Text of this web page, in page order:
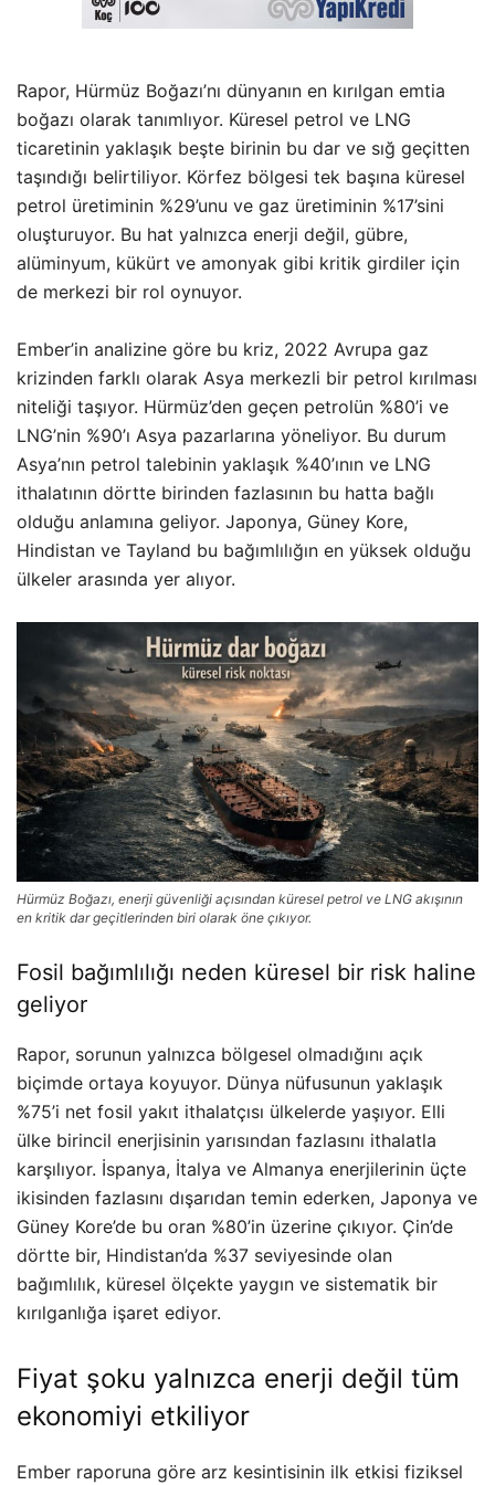
Rapor, Hürmüz Boğazı’nı dünyanın en kırılgan emtia
boğazı olarak tanımlıyor. Küresel petrol ve LNG
ticaretinin yaklaşık beşte birinin bu dar ve sığ geçitten
taşındığı belirtiliyor. Körfez bölgesi tek başına küresel
petrol üretiminin %29’unu ve gaz üretiminin %17’sini
oluşturuyor. Bu hat yalnızca enerji değil, gübre,
alüminyum, kükürt ve amonyak gibi kritik girdiler için
de merkezi bir rol oynuyor.
Ember’in analizine göre bu kriz, 2022 Avrupa gaz
krizinden farklı olarak Asya merkezli bir petrol kırılması
niteliği taşıyor. Hürmüz’den geçen petrolün %80’i ve
LNG’nin %90’ı Asya pazarlarına yöneliyor. Bu durum
Asya’nın petrol talebinin yaklaşık %40’ının ve LNG
ithalatının dörtte birinden fazlasının bu hatta bağlı
olduğu anlamına geliyor. Japonya, Güney Kore,
Hindistan ve Tayland bu bağımlılığın en yüksek olduğu
ülkeler arasında yer alıyor.
Hürmüz Boğazı, enerji güvenliği açısından küresel petrol ve LNG akışının
en kritik dar geçitlerinden biri olarak öne çıkıyor.
Fosil bağımlılığı neden küresel bir risk haline
geliyor
Rapor, sorunun yalnızca bölgesel olmadığını açık
biçimde ortaya koyuyor. Dünya nüfusunun yaklaşık
%75’i net fosil yakıt ithalatçısı ülkelerde yaşıyor. Elli
ülke birincil enerjisinin yarısından fazlasını ithalatla
karşılıyor. İspanya, İtalya ve Almanya enerjilerinin üçte
ikisinden fazlasını dışarıdan temin ederken, Japonya ve
Güney Kore’de bu oran %80’in üzerine çıkıyor. Çin’de
dörtte bir, Hindistan’da %37 seviyesinde olan
bağımlılık, küresel ölçekte yaygın ve sistematik bir
kırılganlığa işaret ediyor.
Fiyat şoku yalnızca enerji değil tüm
ekonomiyi etkiliyor
Ember raporuna göre arz kesintisinin ilk etkisi fiziksel